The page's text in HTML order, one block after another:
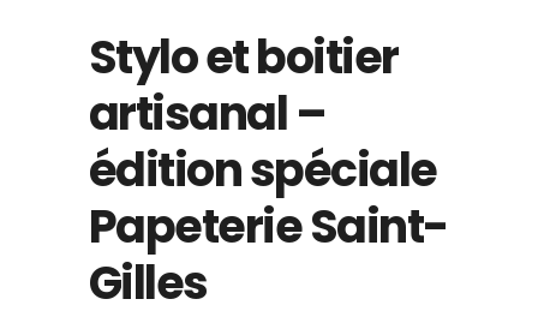
Stylo et boitier
artisanal –
édition spéciale
Papeterie Saint-
Gilles